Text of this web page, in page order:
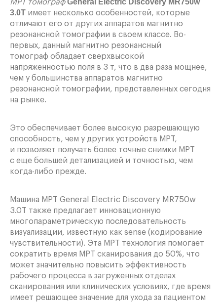
МРТ томограф
3.0T имеет несколько особенностей, которые
отличают его от других аппаратов магнитно
резонансной томографии в своем классе. Во-
первых, данный магнитно резонансный
томограф обладает сверхвысокой
напряженностью поля в 3 т, что в два раза мощнее,
чем у большинства аппаратов магнитно
резонансной томографии, представленных сегодня
на рынке.
Это обеспечивает более высокую разрешающую
способность, чем у других устройств МРТ,
и позволяет получать более точные снимки МРТ
с еще большей детализацией и точностью, чем
когда-либо прежде.
Машина МРТ General Electric Discovery MR750w
3.0T также предлагает инновационную
многопараметрическую последовательность
визуализации, известную как sense (кодирование
чувствительности). Эта МРТ технология помогает
сократить время МРТ сканирования до 50%, что
может значительно повысить эффективность
рабочего процесса в загруженных отделах
сканирования или клинических условиях, где время
имеет решающее значение для ухода за пациентом